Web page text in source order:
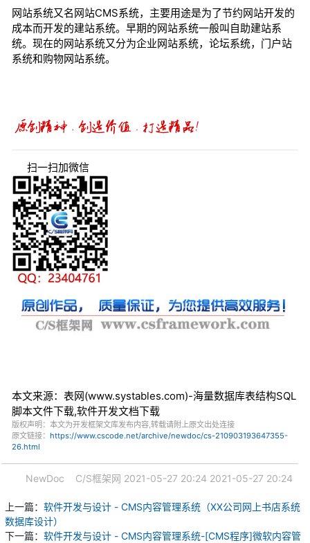
网站系统又名网站CMS系统，主要用途是为了节约网站开发的
成本而开发的建站系统。早期的网站系统一般叫自助建站系
统。现在的网站系统又分为企业网站系统，论坛系统，门户站
系统和购物网站系统。
扫一扫加微信
本文来源：表网(www.systables.com)-海量数据库表结构SQL
脚本文件下载,软件开发文档下载
版权声明：本文为开发框架文库发布内容,转载请附上原文出处连接
原文链接： https://www.cscode.net/archive/newdoc/cs-210903193647355-
26.html
NewDoc C/S框架网 2021-05-27 20:24 2021-05-27 20:24
上一篇： 软件开发与设计 - CMS内容管理系统（XX公司网上书店系统
数据库设计）
下一篇： 软件开发与设计 - CMS内容管理系统-[CMS程序]微软内容管